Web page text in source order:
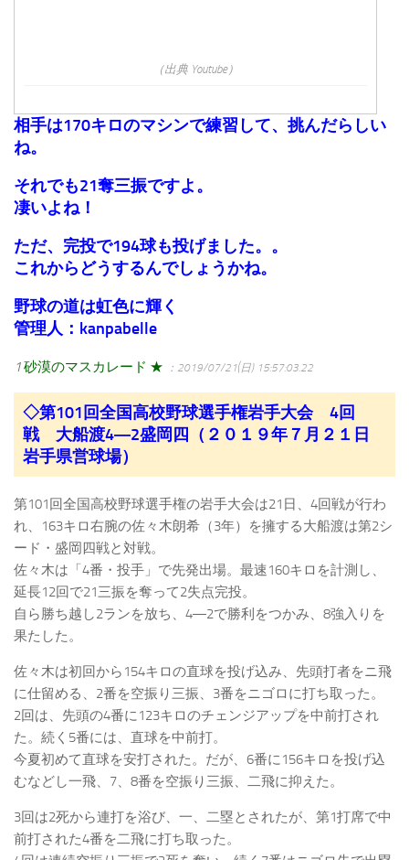
（出典 Youtube）
相手は170キロのマシンで練習して、挑んだらしい
ね。
それでも21奪三振ですよ。
凄いよね！
ただ、完投で194球も投げました。。
これからどうするんでしょうかね。
野球の道は虹色に輝く
管理人：kanpabelle
1砂漠のマスカレード ★ ：2019/07/21(日) 15:57:03.22
◇第101回全国高校野球選手権岩手大会 4回
戦 大船渡4―2盛岡四（２０１９年７月２１日
岩手県営球場）
第101回全国高校野球選手権の岩手大会は21日、4回戦が行わ
れ、163キロ右腕の佐々木朗希（3年）を擁する大船渡は第2シ
ード・盛岡四戦と対戦。
佐々木は「4番・投手」で先発出場。最速160キロを計測し、
延長12回で21三振を奪って2失点完投。
自ら勝ち越し2ランを放ち、4―2で勝利をつかみ、8強入りを
果たした。
佐々木は初回から154キロの直球を投げ込み、先頭打者をニ飛
に仕留める、2番を空振り三振、3番をニゴロに打ち取った。
2回は、先頭の4番に123キロのチェンジアップを中前打され
た。続く5番には、直球を中前打。
今夏初めて直球を安打された。だが、6番に156キロを投げ込
むなどし一飛、7、8番を空振り三振、二飛に抑えた。
3回は2死から連打を浴び、一、二塁とされたが、第1打席で中
前打された4番を二飛に打ち取った。